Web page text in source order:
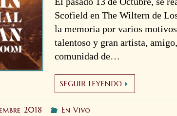
Scofield en The Wiltern de
la memoria por varios
talentoso y gran artista,
comunidad de…
SEGUIR LEYENDO
2018
En Vivo